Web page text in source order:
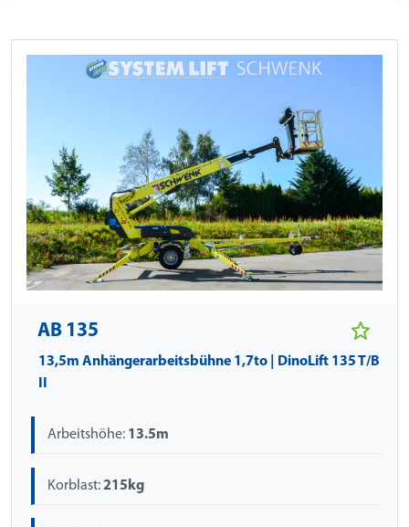
AB 135
13,5m Anhängerarbeitsbühne 1,7to | DinoLift 135 T/B
Arbeitshöhe: 13.5m
Korblast:215kg